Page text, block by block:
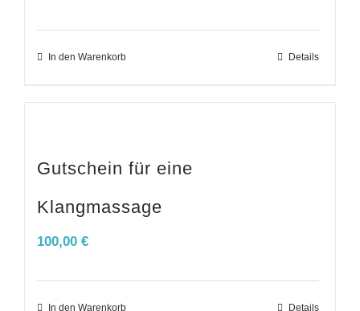
In den Warenkorb Details
Gutschein für eine
Klangmassage
100,00 €
In den Warenkorb Details